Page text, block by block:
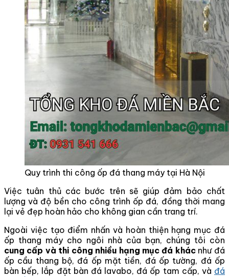
Quy trình thi công ốp đá thang máy tại Hà Nội
Việc tuân thủ các bước trên sẽ giúp đảm bảo chất
lượng và độ bền cho công trình ốp đá, đồng thời mang
lại vẻ đẹp hoàn hảo cho không gian cần trang trí.
Ngoài việc tạo điểm nhấn và hoàn thiện hạng mục đá
ốp thang máy cho ngôi nhà của bạn, chúng tôi còn
cung cấp và thi công nhiều hạng mục đá khácnhư đá
ốp cầu thang bộ, đá ốp mặt tiền, đá ốp tường, đá ốp
bàn bếp, lắp đặt bàn đá lavabo, đá ốp tam cấp, và đá